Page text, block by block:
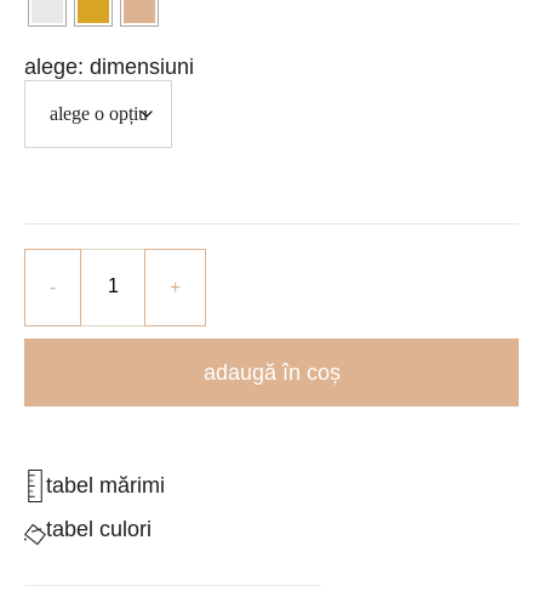
dimensiuni
adaugă în coș
tabel mărimi
tabel culori